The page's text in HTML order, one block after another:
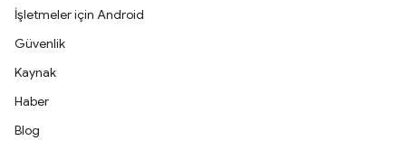
İşletmeler için Android
Güvenlik
Kaynak
Haber
Blog